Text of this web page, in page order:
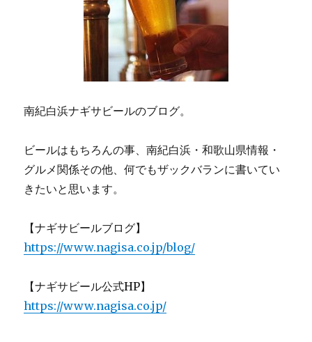
南紀白浜ナギサビールのブログ。
ビールはもちろんの事、南紀白浜・和歌山県情報・
グルメ関係その他、何でもザックバランに書いてい
きたいと思います。
【ナギサビールブログ】
https://www.nagisa.co.jp/blog/
【ナギサビール公式HP】
https://www.nagisa.co.jp/